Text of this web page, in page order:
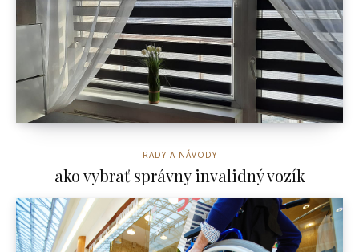
RADY A NÁVODY
ako vybrať správny invalidný vozík